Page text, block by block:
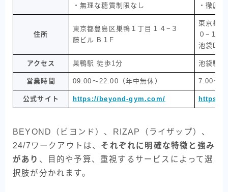
・無理な糖質制限なし
・徹底
住所
東京都豊島区巣鴨１丁目１４−３
藤ビル B１F
東京都
０−１３
池袋
アクセス 巣鴨駅 徒歩1分 池袋駅
営業時間 09:00～22:00（年中無休） 7:00～
公式サイト https://beyond-gym.com/ https://
BEYOND（ビヨンド）、RIZAP（ライザップ）、
24/7ワークアウトは、 それぞれに明確な特徴と強み
があり 、目的や予算、重視するサービスによって選
択肢が分かれます。